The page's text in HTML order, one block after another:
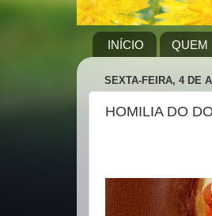
INÍCIO QUEM
SEXTA-FEIRA, 4 DE
HOMILIA DO